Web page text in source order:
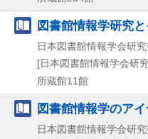
図書館情報学研究
日本図書館情報学会研
[日本図書館情報学会研
所蔵館11館
図書館情報学のア
日本図書館情報学会研